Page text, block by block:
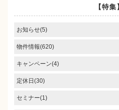
【特集
お知らせ(5)
物件情報(620)
キャンペーン(4)
定休日(30)
セミナー(1)